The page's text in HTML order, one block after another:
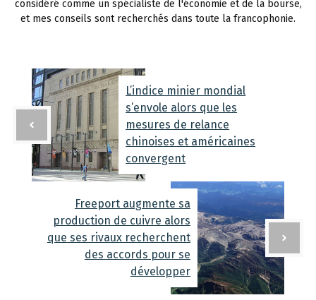
considéré comme un spécialiste de l'économie et de la bourse,
et mes conseils sont recherchés dans toute la francophonie.
L’indice minier mondial
s’envole alors que les
mesures de relance
chinoises et américaines
convergent
Freeport augmente sa
production de cuivre alors
que ses rivaux recherchent
des accords pour se
développer